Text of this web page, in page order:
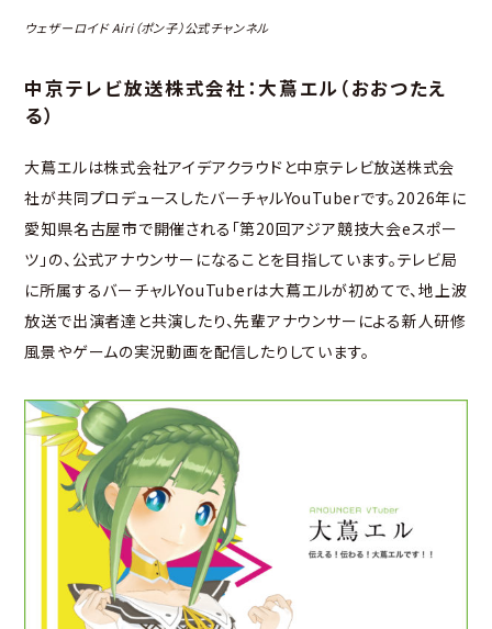
ウェザーロイド Airi（ポン子）公式チャンネル
中京テレビ放送株式会社：大蔦エル（おおつたえ
る）
大蔦エルは株式会社アイデアクラウドと中京テレビ放送株式会
社が共同プロデュースしたバーチャルYouTuberです。2026年に
愛知県名古屋市で開催される「第20回アジア競技大会eスポー
ツ」の、公式アナウンサーになることを目指しています。テレビ局
に所属するバーチャルYouTuberは大蔦エルが初めてで、地上波
放送で出演者達と共演したり、先輩アナウンサーによる新人研修
風景やゲームの実況動画を配信したりしています。